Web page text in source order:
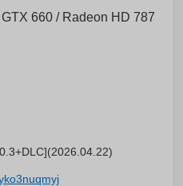
660 / Radeon HD 787